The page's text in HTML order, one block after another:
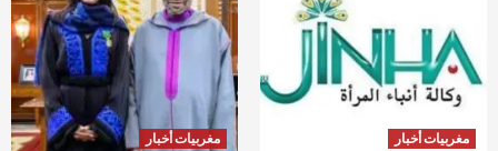
مغربيات أخبار مغربيات أخبار